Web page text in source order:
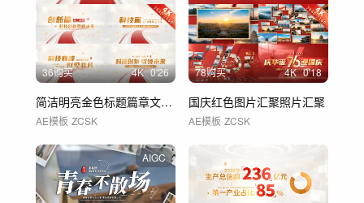
36购买 4K 0'26
简洁明亮金色标题篇章文字展示 01
AE模板 ZCSK
78购买 4K 0'18
国庆红色图片汇聚照片汇聚
AE模板 ZCSK
AIGC